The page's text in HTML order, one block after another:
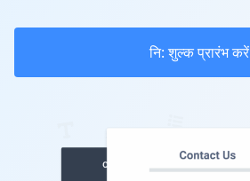
नि: शुल्क प्रारंभ करें